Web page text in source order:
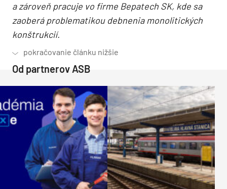
a zároveň pracuje vo firme Bepatech SK, kde sa
zaoberá problematikou debnenia monolitických
konštrukcií.
Od partnerov ASB